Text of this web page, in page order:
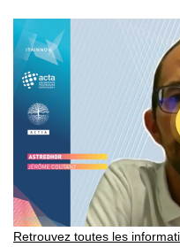
Retrouvez toutes les